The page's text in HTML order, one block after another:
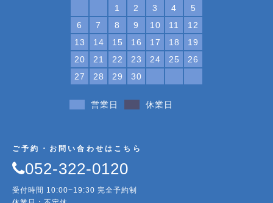
1
2 3 4
5
6
7 8 9 10 11
12
13
14 15 16 17 18
19
20
21 22 23 24 25
26
27
28 29 30
営業日 休業日
ご予約・お問い合わせはこちら
052-322-0120
受付時間 10:00~19:30 完全予約制